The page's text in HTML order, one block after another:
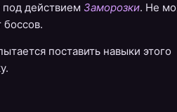
под действием Заморозки. Не
боссов.
поставить навыки этого